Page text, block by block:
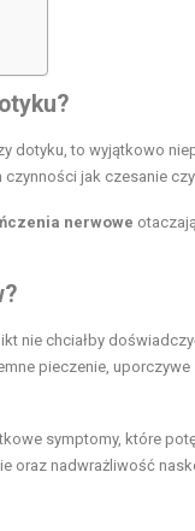
dotyku, to wyjątkowo
jak czesanie
nerwowe
nie chciałby
pieczenie,
symptomy, które
oraz nadwrażliwość